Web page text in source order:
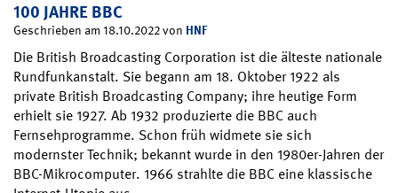
100 JAHRE BBC
Geschrieben am 18.10.2022 von HNF
Die British Broadcasting Corporation ist die älteste nationale
Rundfunkanstalt. Sie begann am 18. Oktober 1922 als
private British Broadcasting Company; ihre heutige Form
erhielt sie 1927. Ab 1932 produzierte die BBC auch
Fernsehprogramme. Schon früh widmete sie sich
modernster Technik; bekannt wurde in den 1980er-Jahren der
BBC-Mikrocomputer. 1966 strahlte die BBC eine klassische